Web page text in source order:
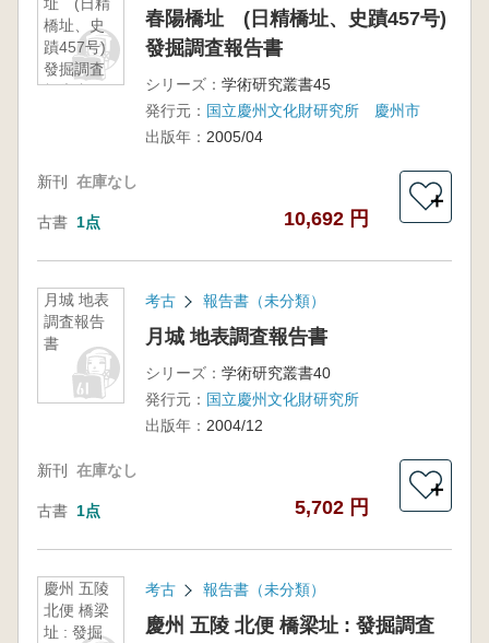
橋址、史
蹟457号)
發掘調査
報告書
春陽橋址 (日精橋址、史蹟457号)
發掘調査報告書
シリーズ： 学術研究叢書45
発行元： 国立慶州文化財研究所 慶州市
出版年： 2005/04
新刊 在庫なし
古書 1点 10,692 円
＋
月城 地表
調査報告
書
考古 報告書（未分類）
月城 地表調査報告書
シリーズ： 学術研究叢書40
発行元： 国立慶州文化財研究所
出版年： 2004/12
新刊 在庫なし
古書 1点 5,702 円
＋
慶州 五陵
北便 橋梁
址 : 發掘
考古 報告書（未分類）
慶州 五陵 北便 橋梁址 : 發掘調査